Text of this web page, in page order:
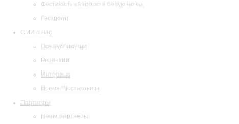
Фестиваль «Барокко в белую ночь»
Гастроли
СМИ о нас
Все публикации
Рецензии
Интервью
Время Шостаковича
Партнеры
Наши партнеры